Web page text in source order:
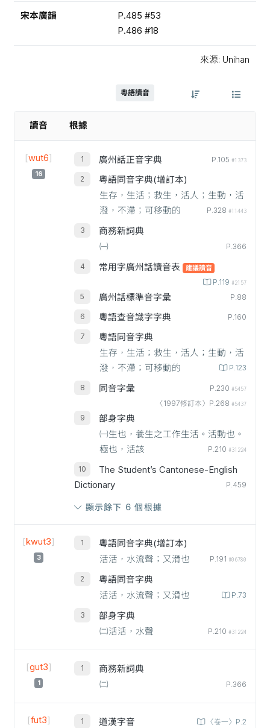
宋本廣韻
P.485 #53
P.486 #18
來源: Unihan
粵語讀音
讀音 根據
[wut6]
16
廣州話正音字典 P.105 #1373
粵語同音字典(增訂本)
生存，生活；救生，活人；生動，活
潑，不滯；可移動的
P.328 #11443
商務新詞典
㈠
P.366
常用字廣州話讀音表 建議讀音
P.119 #2157
廣州話標準音字彙 P.88
粵語查音識字字典 P.160
粵語同音字典
生存，生活；救生，活人；生動，活
潑，不滯；可移動的
P.123
同音字彙 P.230 #5457
〈1997修訂本〉P.268 #5437
部身字典
㈠生也，養生之工作生活。活動也。
極也，活該
P.210 #31224
The Student’s Cantonese-English
Dictionary
P.459
顯示餘下 6 個根據
[kwut3]
3
粵語同音字典(增訂本)
活活，水流聲；又滑也
P.191 #06780
粵語同音字典
活活，水流聲；又滑也
P.73
部身字典
㈡活活，水聲
P.210 #31224
[gut3]
1
商務新詞典
㈡
P.366
[fut3] 道漢字音
〈卷一〉P.2